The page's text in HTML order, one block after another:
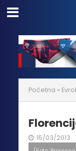
Početna »
15/03/2013